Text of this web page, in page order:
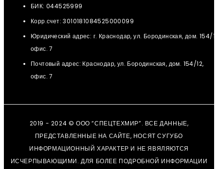
БИК: 044525999
Корр.счет: 3010181084525000099
Юридический адрес: г. Краснодар, ул. Бородинская, дом. 154/
офис. 7
Почтовый адрес: Краснодар, ул. Бородинская, дом. 154/12,
офис. 7
2019 - 2024 © ООО “СПЕЦТЕХМИР”. ВСЕ ДАННЫЕ,
ПРЕДСТАВЛЕННЫЕ НА САЙТЕ, НОСЯТ СУГУБО
ИНФОРМАЦИОННЫЙ ХАРАКТЕР И НЕ ЯВЯЛЯЮТСЯ
ИСЧЕРПЫВАЮЩИМИ. ДЛЯ БОЛЕЕ ПОДРОБНОЙ ИНФОРМАЦИИ